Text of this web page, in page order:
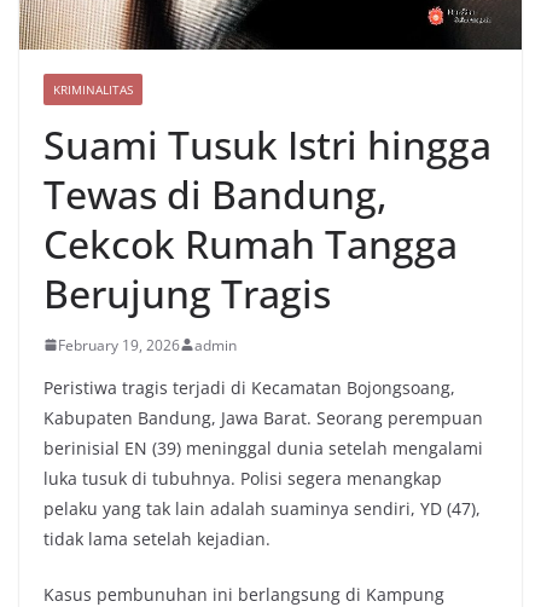
KRIMINALITAS
Suami Tusuk Istri hingga
Tewas di Bandung,
Cekcok Rumah Tangga
Berujung Tragis
February 19, 2026 admin
Peristiwa tragis terjadi di Kecamatan Bojongsoang,
Kabupaten Bandung, Jawa Barat. Seorang perempuan
berinisial EN (39) meninggal dunia setelah mengalami
luka tusuk di tubuhnya. Polisi segera menangkap
pelaku yang tak lain adalah suaminya sendiri, YD (47),
tidak lama setelah kejadian.
Kasus pembunuhan ini berlangsung di Kampung